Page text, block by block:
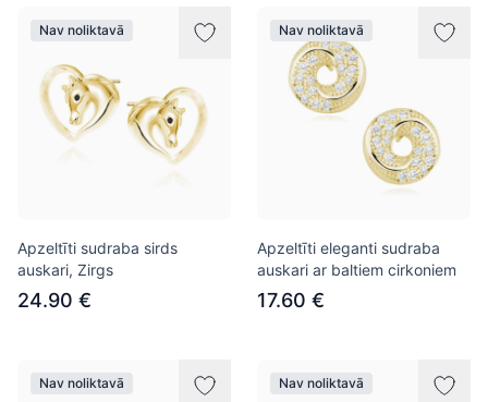
Nav noliktavā
Apzeltīti sudraba sirds
auskari, Zirgs
24.90 €
Nav noliktavā
Apzeltīti eleganti sudraba
auskari ar baltiem cirkoniem
17.60 €
Nav noliktavā Nav noliktavā